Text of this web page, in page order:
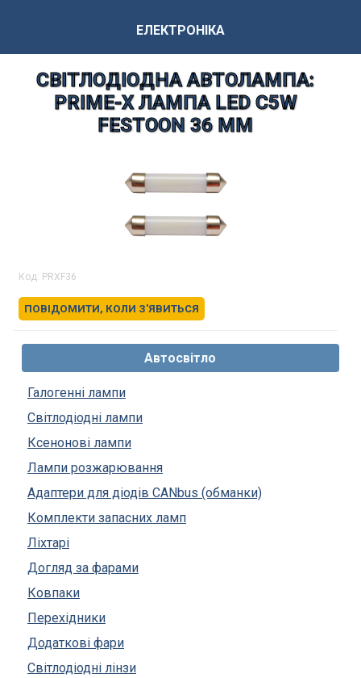
ЕЛЕКТРОНІКА
Автосвітло
Галогенні лампи
Світлодіодні лампи
Ксенонові лампи
Лампи розжарювання
Адаптери для діодів CANbus (обманки)
Комплекти запасних ламп
Ліхтарі
Догляд за фарами
Ковпаки
Перехідники
Додаткові фари
Світлодіодні лінзи
СВІТЛОДІОДНА АВТОЛАМПА:
PRIME-X ЛАМПА LED C5W
FESTOON 36 MM
Код: PRXF36
ПОВІДОМИТИ, КОЛИ З'ЯВИТЬСЯ